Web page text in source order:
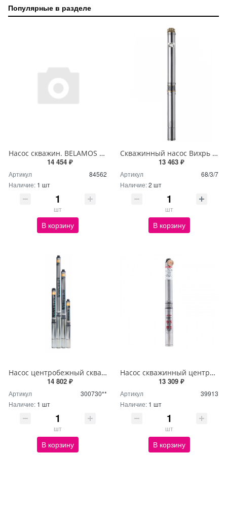
Популярные в разделе
Насос скважин. BELAMOS 3TF-90/3 (кабель 50м/напор 90м/расход 50л/мин /Ø78мм
14 454 ₽
Артикул
84562
Наличие: 1 шт
шт
В корзину
Скважинный насос Вихрь СН-60 (d.75мм)
13 463 ₽
Артикул
68/3/7
Наличие:2 шт
шт
В корзину
Насос центробежный скважинный RUDES 3FRESH 700 + кабель 30м, комплектация А
14 802 ₽
Артикул
300730**
Наличие: 1 шт
шт
В корзину
Насос скважинный центробежный KOER 3KDm 2/15 40M (0,55кВт/45л.м./64м/40м кабеля)
13 309 ₽
Артикул
39913
Наличие: 1 шт
шт
В корзину